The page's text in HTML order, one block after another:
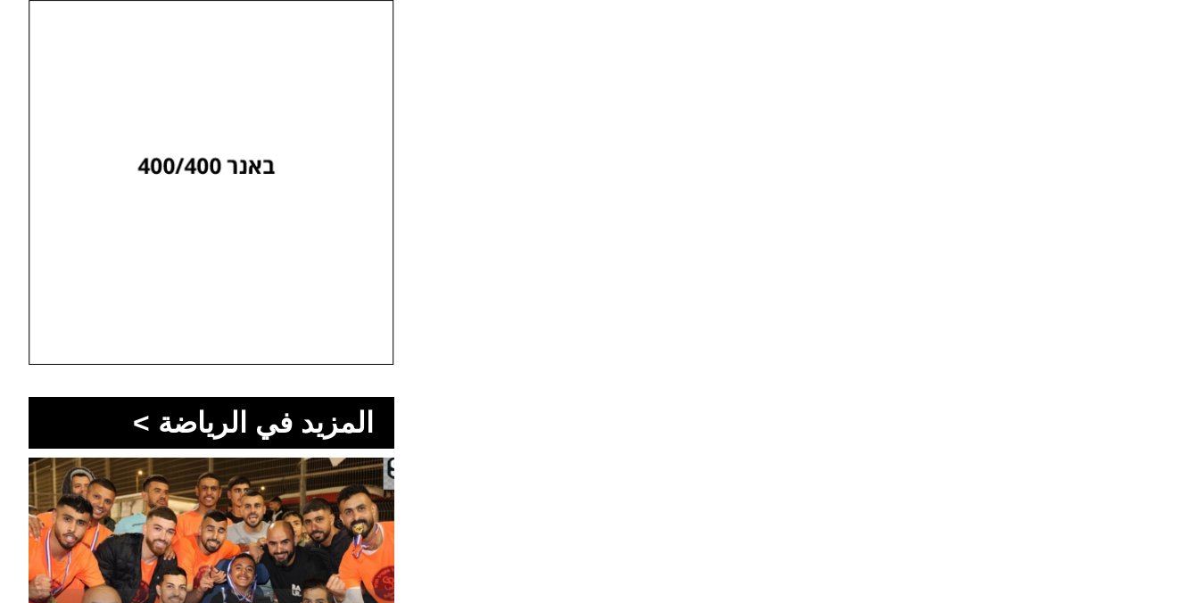
المزيد في الرياضة >